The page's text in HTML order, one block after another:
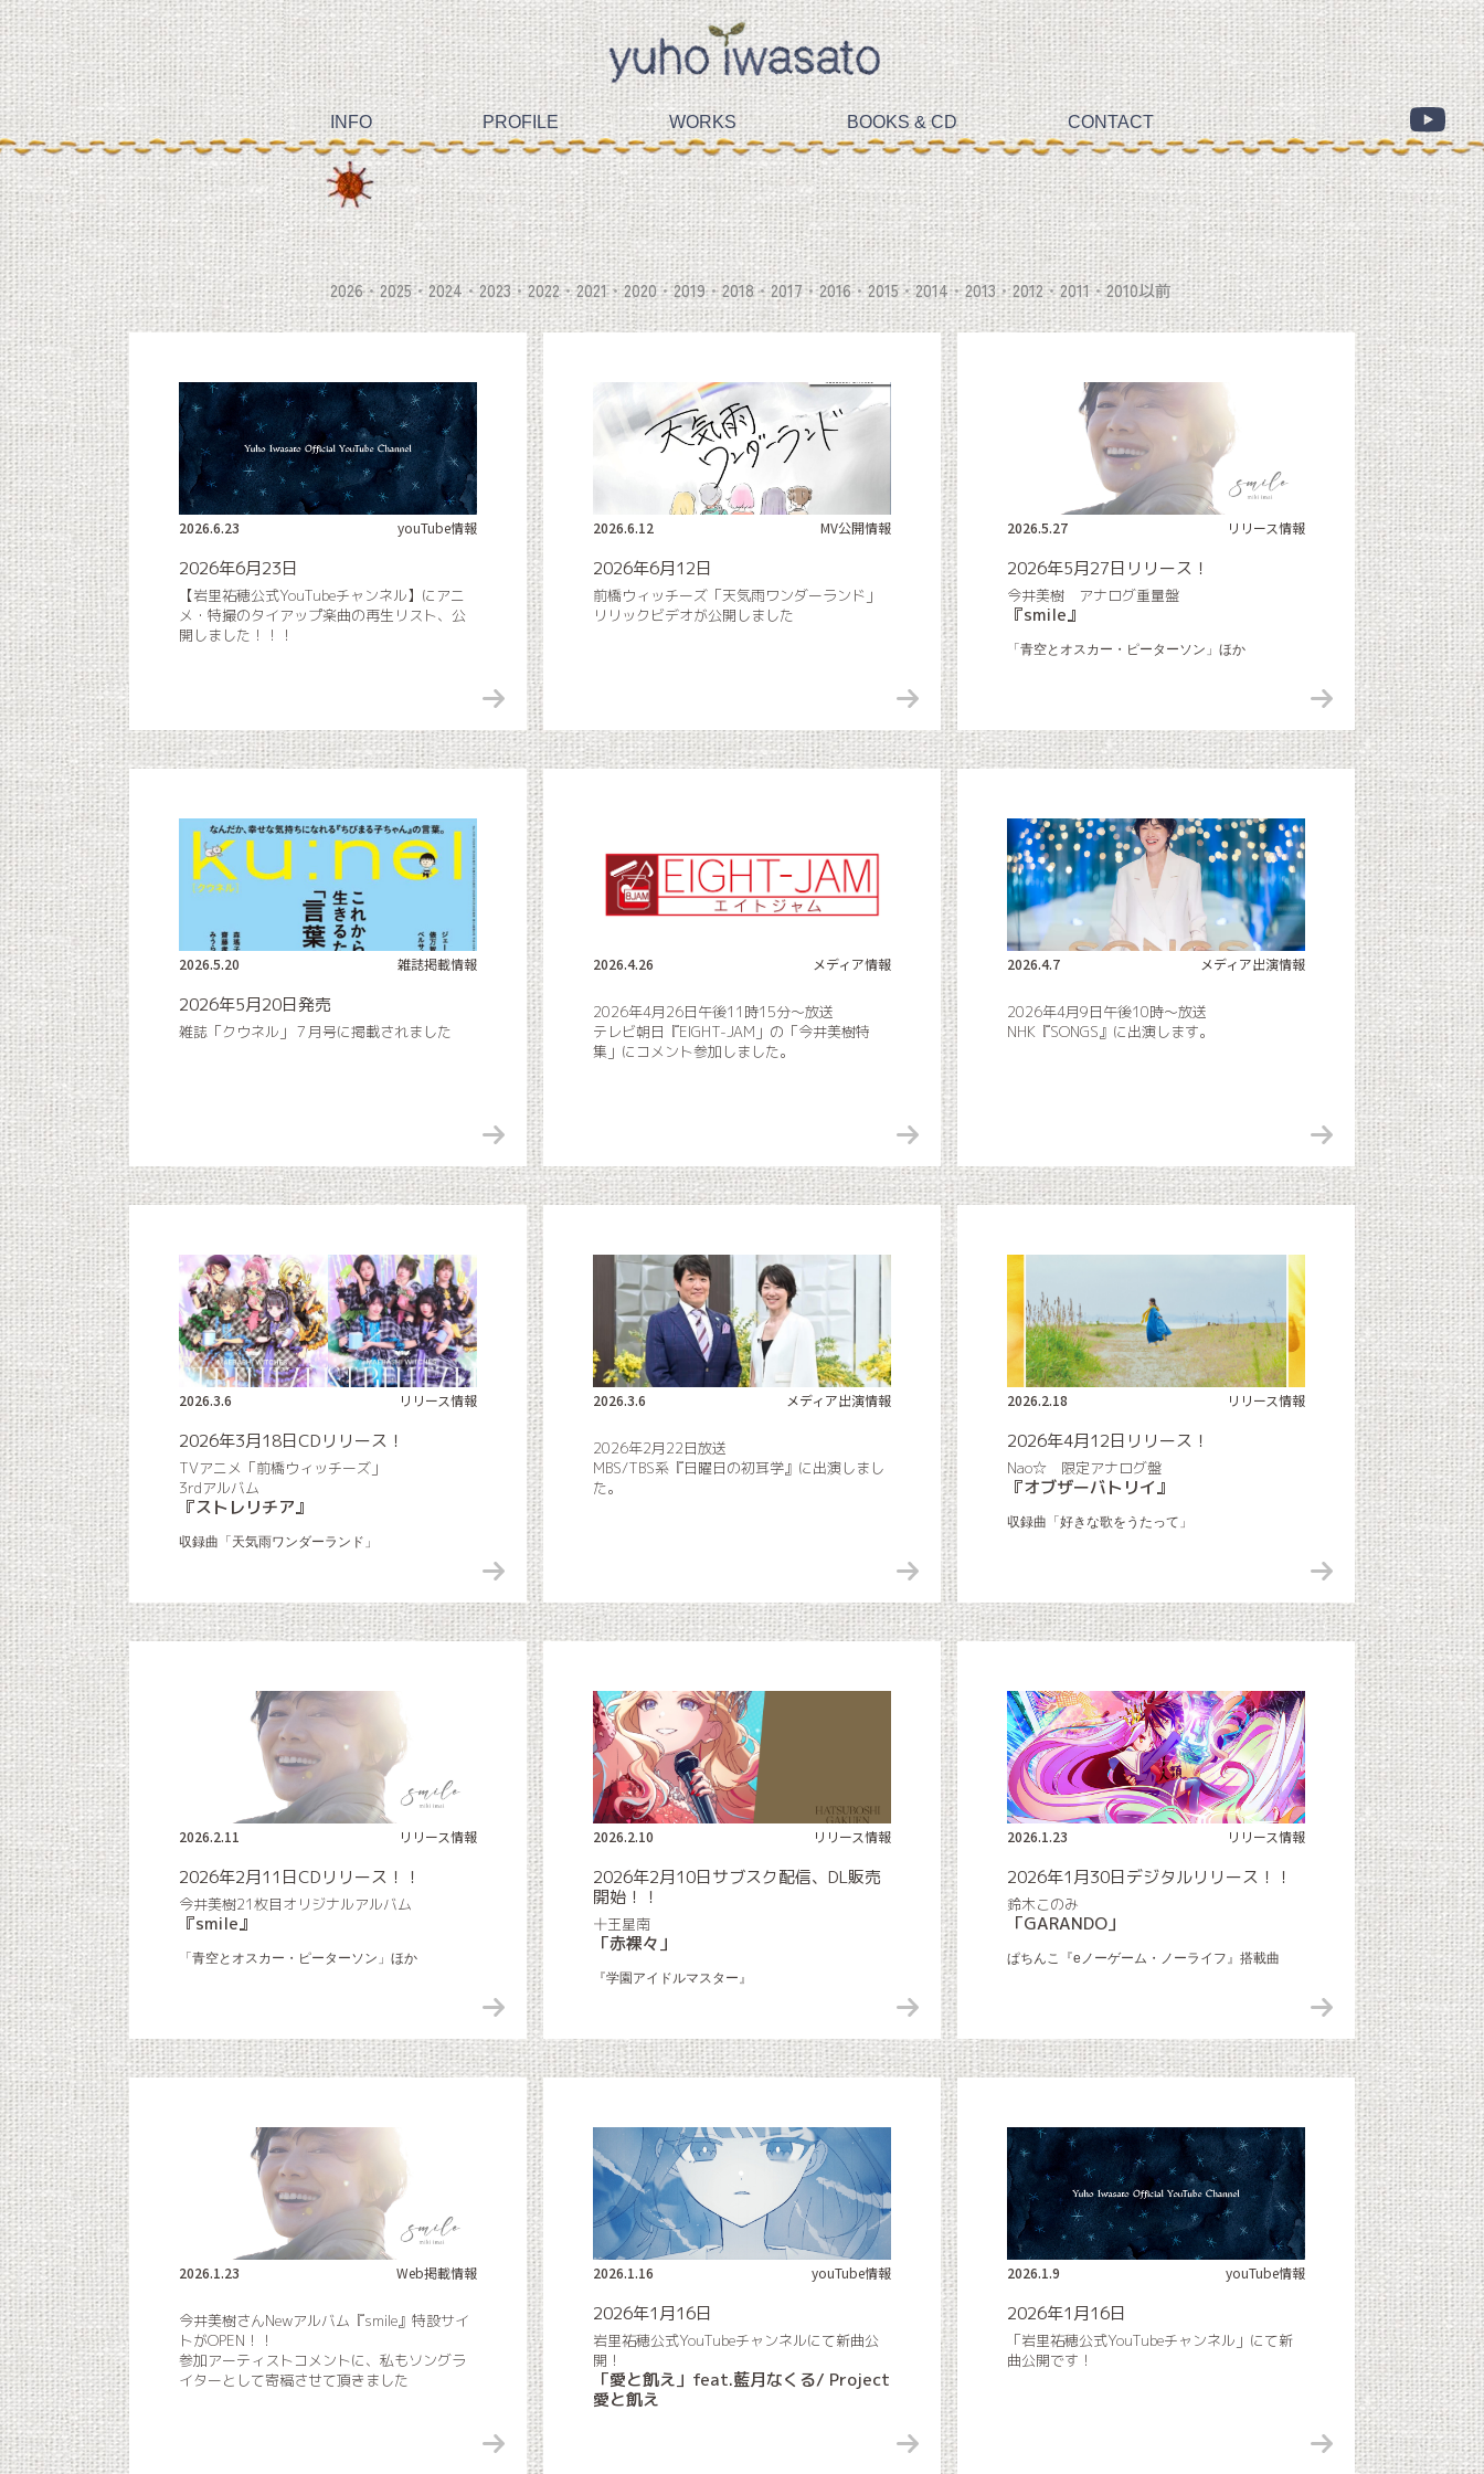
INFO PROFILE WORKS BOOKS & CD CONTACT
2026 2025 2024 2023 2022 2021 2020 2019 2018 2017 2016 2015 2014 2013 2012 2011 2010以前
2026.6.23 youTube情報
2026年6月23日
【岩里祐穂公式YouTubeチャンネル】にアニ
メ・特撮のタイアップ楽曲の再生リスト、公
開しました！！！
2026.6.12 MV公開情報
2026年6月12日
前橋ウィッチーズ「天気雨ワンダーランド」
リリックビデオが公開しました
2026.5.27 リリース情報
2026年5月27日リリース！
今井美樹 アナログ重量盤
『smile』
「青空とオスカー・ピーターソン」ほか
2026.5.20 雑誌掲載情報
2026年5月20日発売
雑誌「クウネル」７月号に掲載されました
2026.4.26 メディア情報
2026年4月26日午後11時15分〜放送
テレビ朝日『EIGHT-JAM」の「今井美樹特
集」にコメント参加しました。
2026.4.7 メディア出演情報
2026年4月9日午後10時〜放送
NHK『SONGS』に出演します。
2026.3.6 リリース情報
2026年3月18日CDリリース！
TVアニメ「前橋ウィッチーズ」
3rdアルバム
『ストレリチア』
収録曲「天気雨ワンダーランド」
2026.3.6 メディア出演情報
2026年2月22日放送
MBS/TBS系『日曜日の初耳学』に出演しまし
た。
2026.2.18 リリース情報
2026年4月12日リリース！
Nao☆ 限定アナログ盤
『オブザーバトリイ』
収録曲「好きな歌をうたって」
2026.2.11 リリース情報
2026年2月11日CDリリース！！
今井美樹21枚目オリジナルアルバム
『smile』
「青空とオスカー・ピーターソン」ほか
2026.2.10 リリース情報
2026年2月10日サブスク配信、DL販売
開始！！
十王星南
「赤裸々」
『学園アイドルマスター』
2026.1.23 リリース情報
2026年1月30日デジタルリリース！！
鈴木このみ
「GARANDO」
ぱちんこ『eノーゲーム・ノーライフ』搭載曲
2026.1.23 Web掲載情報
今井美樹さんNewアルバム『smile』特設サイ
トがOPEN！！
参加アーティストコメントに、私もソングラ
イターとして寄稿させて頂きました
2026.1.16 youTube情報
2026年1月16日
岩里祐穂公式YouTubeチャンネルにて新曲公
開！
「愛と飢え」feat.藍月なくる/ Project
愛と飢え
2026.1.9 youTube情報
2026年1月16日
「岩里祐穂公式YouTubeチャンネル」にて新
曲公開です！